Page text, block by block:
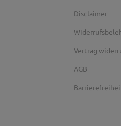
Disclaimer
Vertrag
AGB